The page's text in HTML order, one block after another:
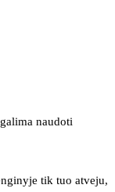
naudoti
tik tuo atveju,